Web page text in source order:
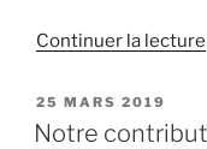
Continuer la lecture
PUBLIÉ
LE
25 MARS 2019
Notre